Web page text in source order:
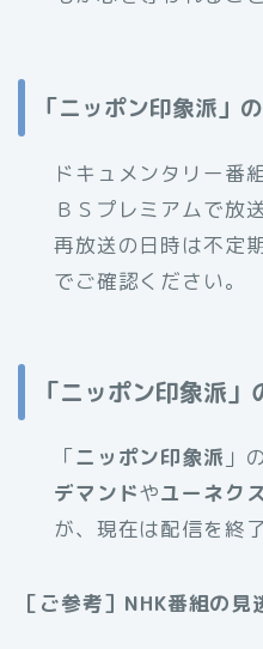
「ニッポン印象派」
ドキュメンタリー番
ＢＳプレミアムで放
再放送の日時は不定期
でご確認ください。
「ニッポン印象派
「ニッポン印象派 」
デマンドやユーネク
が、現在は配信を終
［ご参考］NHK番組の